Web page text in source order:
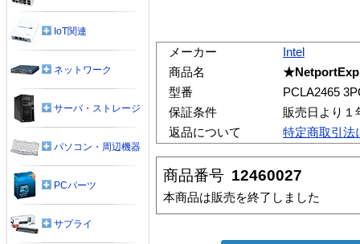
メーカー
Intel
商品名
型番
PCLA2465
保証条件
販売日より１
返品について
特定商取引法
商品番号 12460027
本商品は販売を終了しました
IoT関連
ネットワーク
サーバ・ストレージ
パソコン・周辺機器
PCパーツ
サプライ